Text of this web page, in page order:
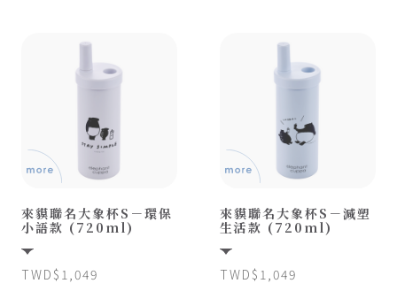
查看購物車
來貘聯名大象杯S－環保
小語款 (720ml)
TWD$1,049
來貘聯名大象杯S－減塑
生活款 (720ml)
TWD$1,049